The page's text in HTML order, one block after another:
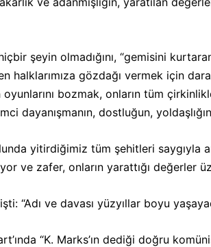
şeyin olmadığını, “gemisini
halklarımıza gözdağı vermek için
bozmak, onların tüm
dayanışmanın, dostluğun,
yitirdiğimiz tüm şehitleri saygıyla
ve zafer, onların yarattığı değerler
“Adı ve davası yüzyıllar boyu
“K. Marks’ın dediği doğru